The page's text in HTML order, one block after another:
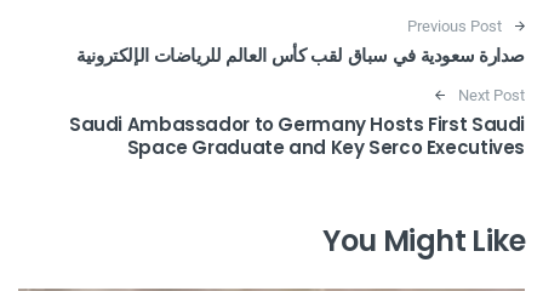
Post navigation
Previous Post
صدارة سعودية في سباق لقب كأس العالم للرياضات الإلكترونية
Next Post
Saudi Ambassador to Germany Hosts First Saudi
Space Graduate and Key Serco Executives
You Might Like